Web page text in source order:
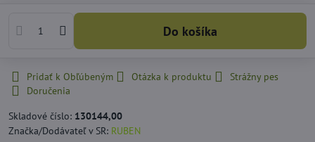
Do košíka
Pridať k Obľúbeným Otázka k produktu
Strážny pes
Doručenia
Skladové číslo: 130144,00
Značka/Dodávateľ v SR: RUBEN